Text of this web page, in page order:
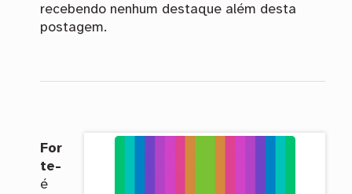
recebendo nenhum destaque além desta
postagem.
For
te-
é